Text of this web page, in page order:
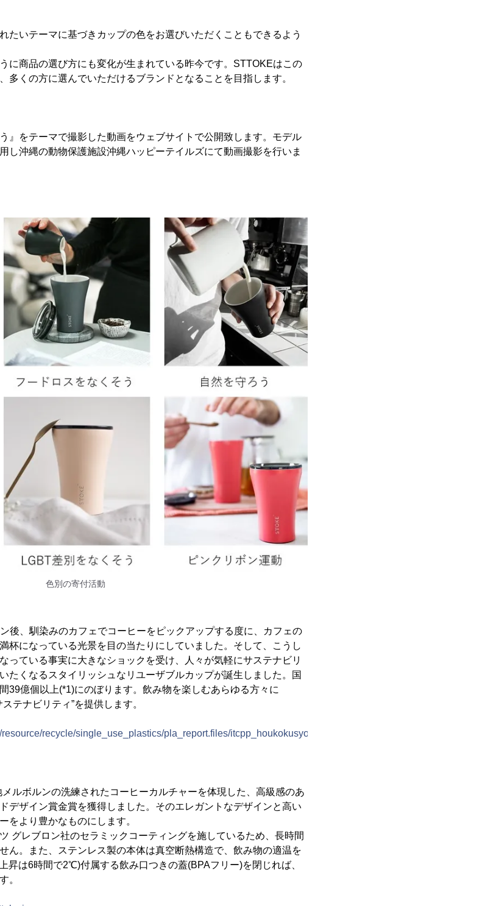
たいテーマに基づきカップの色をお選びいただくこともできるよう
に商品の選び方にも変化が生まれている昨今です。STTOKEはこの
多くの方に選んでいただけるブランドとなることを目指します。
』をテーマで撮影した動画をウェブサイトで公開致します。モデル
し沖縄の動物保護施設沖縄ハッピーテイルズにて動画撮影を行いま
色別の寄付活動
後、馴染みのカフェでコーヒーをピックアップする度に、カフェの
杯になっている光景を目の当たりにしていました。そして、こうし
っている事実に大きなショックを受け、人々が気軽にサステナビリ
たくなるスタイリッシュなリユーザブルカップが誕生しました。国
39億個以上(*1)にのぼります。飲み物を楽しむあらゆる方々に
テナビリティ”を提供します。
recycle/single_use_plastics/pla_report.files/itcpp_houkokusyo.pdf
ルボルンの洗練されたコーヒーカルチャーを体現した、高級感のあ
デザイン賞金賞を獲得しました。そのエレガントなデザインと高い
をより豊かなものにします。
グレブロン社のセラミックコーティングを施しているため、長時間
ん。また、ステンレス製の本体は真空断熱構造で、飲み物の適温を
は6時間で2℃)付属する飲み口つきの蓋(BPAフリー)を閉じれば、
。